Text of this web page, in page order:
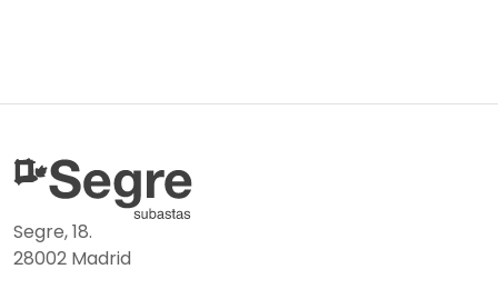
Segre, 18.
28002 Madrid